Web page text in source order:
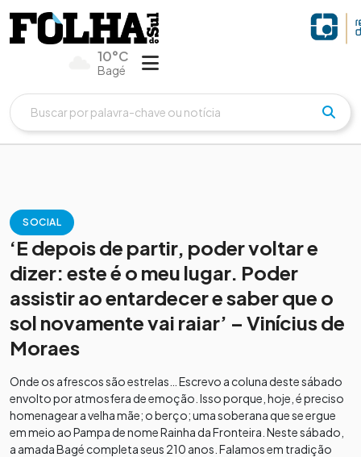
10°C
Bagé
SOCIAL
‘E depois de partir, poder voltar e
dizer: este é o meu lugar. Poder
assistir ao entardecer e saber que o
sol novamente vai raiar’ – Vinícius de
Moraes
Onde os afrescos são estrelas… Escrevo a coluna deste sábado
envolto por atmosfera de emoção. Isso porque, hoje, é preciso
homenagear a velha mãe; o berço; uma soberana que se ergue
em meio ao Pampa de nome Rainha da Fronteira. Neste sábado,
a amada Bagé completa seus 210 anos. Falamos em tradição